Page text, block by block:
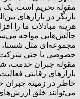
مقوله تحریم است. یک
بازیگر در بازارهای
هزینه مبادلات ما را
چالش‌هایی مواجه
مجموعه‌ای مثل
خصوصی یا حتی
مقوله جبران خدمت،
بازارهای رقابتی
خاطر در زمینه جبران
می‌توانند خلق